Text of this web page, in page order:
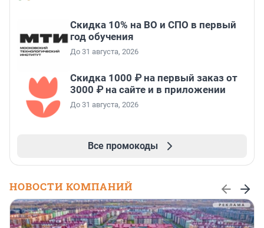
Скидка 10% на ВО и СПО в первый
год обучения
До 31 августа, 2026
Скидка 1000 ₽ на первый заказ от
3000 ₽ на сайте и в приложении
До 31 августа, 2026
Все промокоды
НОВОСТИ КОМПАНИЙ